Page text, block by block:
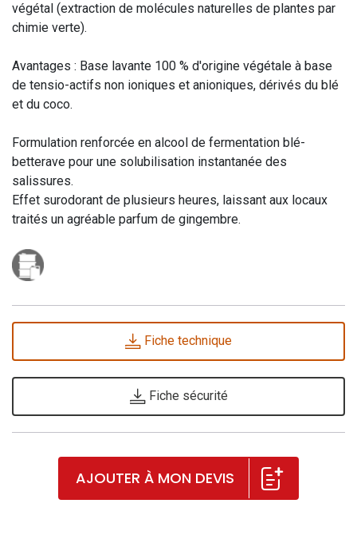
végétal (extraction de molécules naturelles de plantes par
chimie verte).
Avantages : Base lavante 100 % d'origine végétale à base
de tensio-actifs non ioniques et anioniques, dérivés du blé
et du coco.
Formulation renforcée en alcool de fermentation blé-
betterave pour une solubilisation instantanée des
salissures.
Effet surodorant de plusieurs heures, laissant aux locaux
traités un agréable parfum de gingembre.
Fiche technique
Fiche sécurité
AJOUTER À MON DEVIS